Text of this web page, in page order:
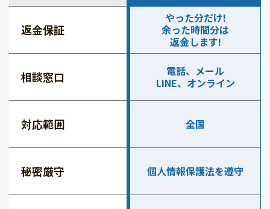
返金保証
やった分だけ!
余った時間分は
返金します!
相談窓口
電話、メール
LINE、オンライン
対応範囲 全国
秘密厳守 個人情報保護法を遵守